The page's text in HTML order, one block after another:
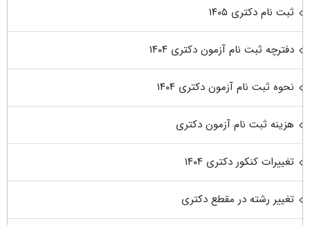
ثبت نام دکتری ۱۴۰۵
دفترچه ثبت نام آزمون دکتری ۱۴۰۴
نحوه ثبت نام آزمون دکتری ۱۴۰۴
هزینه ثبت نام آزمون دکتری
تغییرات کنکور دکتری ۱۴۰۴
تغییر رشته در مقطع دکتری